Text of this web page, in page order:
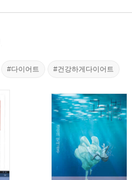
#다이어트 #건강하게다이어트